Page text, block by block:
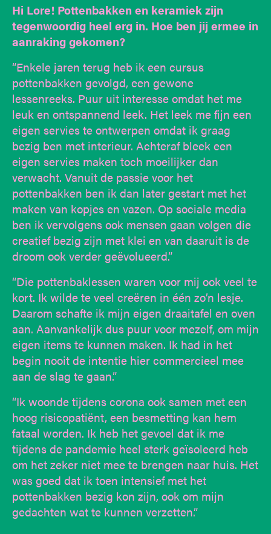
Hi Lore! Pottenbakken en keramiek zijn
tegenwoordig heel erg in. Hoe ben jij ermee in
aanraking gekomen?
“Enkele jaren terug heb ik een cursus
pottenbakken gevolgd, een gewone
lessenreeks. Puur uit interesse omdat het me
leuk en ontspannend leek. Het leek me fijn een
eigen servies te ontwerpen omdat ik graag
bezig ben met interieur. Achteraf bleek een
eigen servies maken toch moeilijker dan
verwacht. Vanuit de passie voor het
pottenbakken ben ik dan later gestart met het
maken van kopjes en vazen. Op sociale media
ben ik vervolgens ook mensen gaan volgen die
creatief bezig zijn met klei en van daaruit is de
droom ook verder geëvolueerd.”
“Die pottenbaklessen waren voor mij ook veel te
kort. Ik wilde te veel creëren in één zo’n lesje.
Daarom schafte ik mijn eigen draaitafel en oven
aan. Aanvankelijk dus puur voor mezelf, om mijn
eigen items te kunnen maken. Ik had in het
begin nooit de intentie hier commercieel mee
aan de slag te gaan.”
“Ik woonde tijdens corona ook samen met een
hoog risicopatiënt, een besmetting kan hem
fataal worden. Ik heb het gevoel dat ik me
tijdens de pandemie heel sterk geïsoleerd heb
om het zeker niet mee te brengen naar huis. Het
was goed dat ik toen intensief met het
pottenbakken bezig kon zijn, ook om mijn
gedachten wat te kunnen verzetten.”